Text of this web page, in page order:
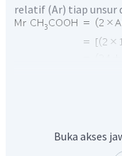
relatif (Ar) tiap unsur
Jadi, massa
Buka akses